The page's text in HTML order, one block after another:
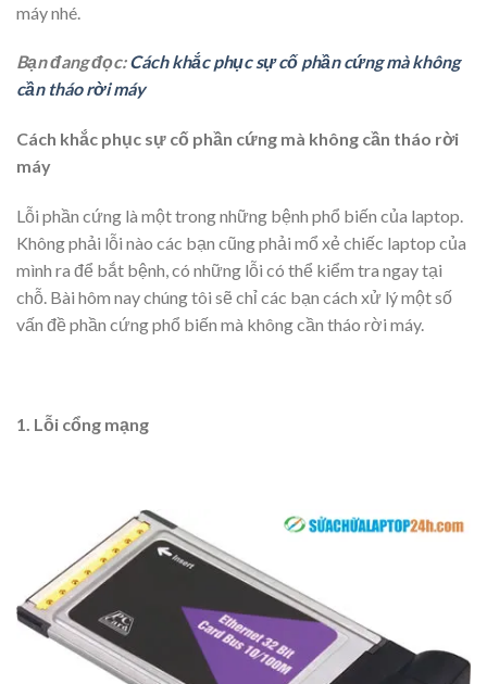
máy nhé.
Bạn đang đọc:Cách khắc phục sự cố phần cứng mà không
cần tháo rời máy
Cách khắc phục sự cố phần cứng mà không cần tháo rời
máy
Lỗi phần cứng là một trong những bệnh phổ biến của laptop.
Không phải lỗi nào các bạn cũng phải mổ xẻ chiếc laptop của
mình ra để bắt bệnh, có những lỗi có thể kiểm tra ngay tại
chỗ. Bài hôm nay chúng tôi sẽ chỉ các bạn cách xử lý một số
vấn đề phần cứng phổ biến mà không cần tháo rời máy.
1. Lỗi cổng mạng